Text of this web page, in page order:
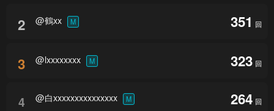
2 @鶴xx M 351 回
3 @lxxxxxxxx M 323 回
4 @白xxxxxxxxxxxxxxx M 264 回